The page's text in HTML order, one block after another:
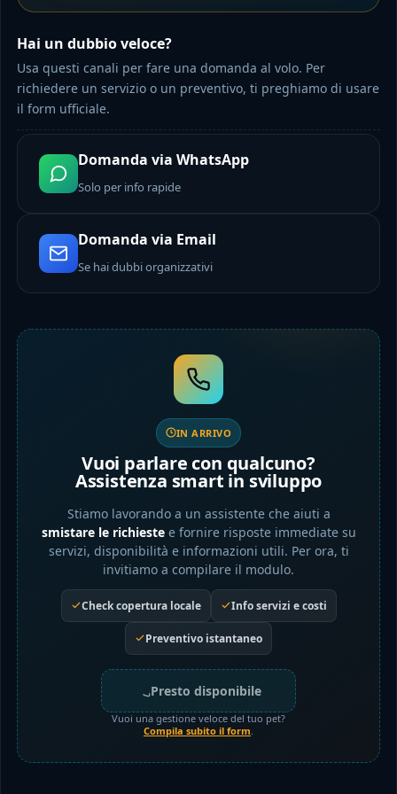
Hai un dubbio veloce?
Usa questi canali per fare una domanda al volo. Per
richiedere un servizio o un preventivo, ti preghiamo di usare
il form ufficiale.
Domanda via WhatsApp
Solo per info rapide
Domanda via Email
Se hai dubbi organizzativi
IN ARRIVO
Vuoi parlare con qualcuno?
Assistenza smart in sviluppo
Stiamo lavorando a un assistente che aiuti a
smistare le richiestee fornire risposte immediate su
servizi, disponibilità e informazioni utili. Per ora, ti
invitiamo a compilare il modulo.
Check copertura locale Info servizi e costi
Preventivo istantaneo
Presto disponibile
Vuoi una gestione veloce del tuo pet?
Compila subito il form